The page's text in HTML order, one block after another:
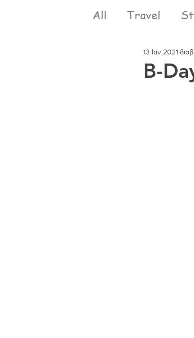
All Travel
B-
13 Ιαν 2021